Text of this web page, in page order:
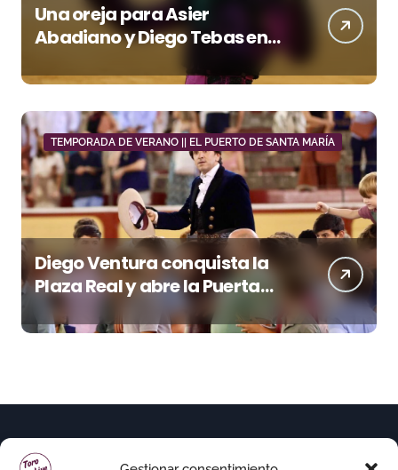
Una oreja para Asier
Abadiano y Diego Tebas en
una apertura de la Albahaca
marcada por el buen juego
de Los Maños
TEMPORADA DE VERANO || EL PUERTO DE SANTA MARÍA
Diego Ventura conquista la
Plaza Real y abre la Puerta
Grande en El Puerto